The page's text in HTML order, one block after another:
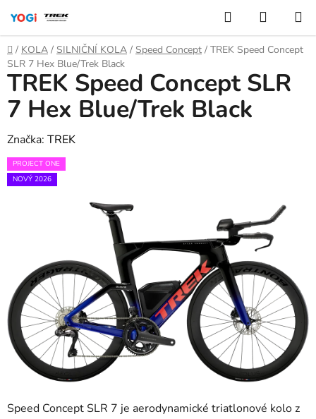
obsah
Hledat
KOŠÍK
Domů
/ KOLA / SILNIČNÍ KOLA / Speed Concept / TREK Speed Concept
SLR 7 Hex Blue/Trek Black
Speed Concept SLR 7 je aerodynamické triatlonové kolo z
TREK Speed Concept SLR
7 Hex Blue/Trek Black
Značka: TREK
PROJECT ONE
NOVÝ 2026